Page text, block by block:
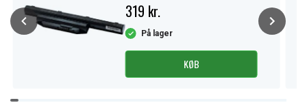
319 kr.
På lager
KØB
Item